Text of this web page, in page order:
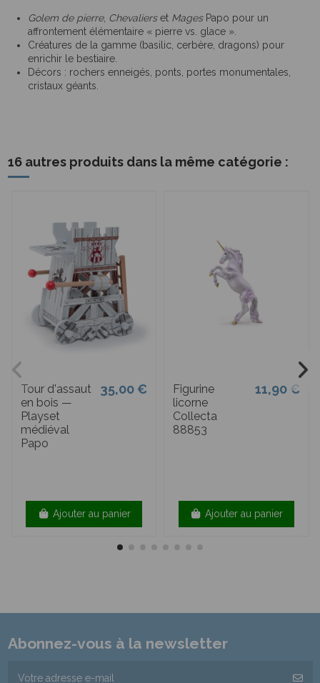
Golem de pierre, Chevalierset MagesPapo pour un
affrontement élémentaire « pierre vs. glace ».
Créatures de la gamme (basilic, cerbère, dragons) pour
enrichir le bestiaire.
Décors : rochers enneigés, ponts, portes monumentales,
cristaux géants.
16 autres produits dans la même catégorie :
Tour d'assaut
en bois —
Playset
médiéval
Papo
35,00 €
Ajouter au panier
Figurine
licorne
Collecta
88853
11,90 €
Ajouter au panier
Abonnez-vous à la newsletter